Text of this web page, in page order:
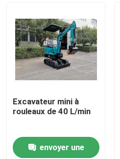
À la maison
Produits
Excavateur mini à
rouleaux de 40 L/min
envoyer une